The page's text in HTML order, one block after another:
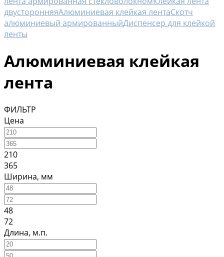
двусторонняяАлюминиевая клейкая лентаСкотч
алюминиевый армированныйДиспенсер для клейкой
ленты
Алюминиевая клейкая
лента
ФИЛЬТР
Цена
210
365
Ширина, мм
48
72
Длина, м.п.